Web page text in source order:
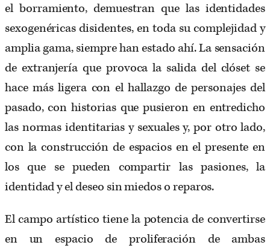
el borramiento, demuestran que las identidades
sexogenéricas disidentes, en toda su complejidad y
amplia gama, siempre han estado ahí. La sensación
de extranjería que provoca la salida del clóset se
hace más ligera con el hallazgo de personajes del
pasado, con historias que pusieron en entredicho
las normas identitarias y sexuales y, por otro lado,
con la construcción de espacios en el presente en
los que se pueden compartir las pasiones, la
identidad y el deseo sin miedos o reparos.
El campo artístico tiene la potencia de convertirse
en un espacio de proliferación de ambas